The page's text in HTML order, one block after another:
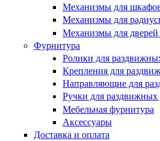
Механизмы для
Механизмы для
Механизмы для
Фурнитура
Ролики для
Крепления для
Направляющие для
Ручки для раздвижных
Мебельная фурнитура
Аксессуары
Доставка и оплата